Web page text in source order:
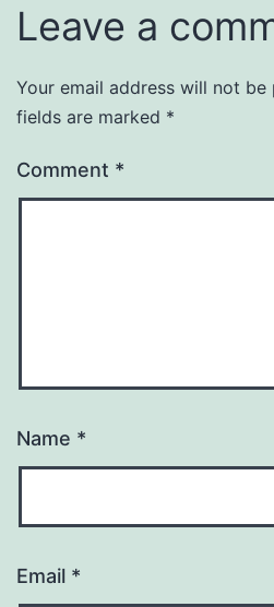
Leave a
Your email address will not be
fields are marked *
Comment *
Name *
Email *